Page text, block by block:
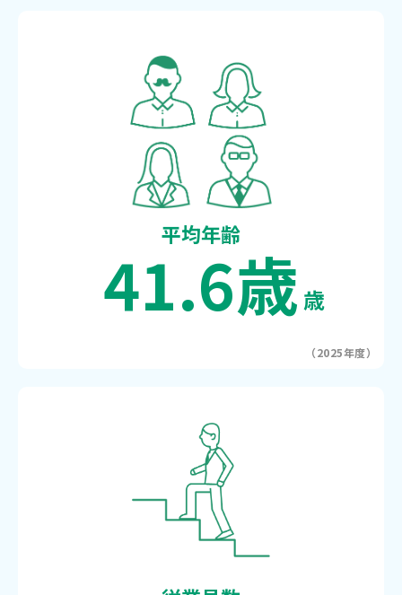
平均年齢
41.6歳 歳
（2025年度）